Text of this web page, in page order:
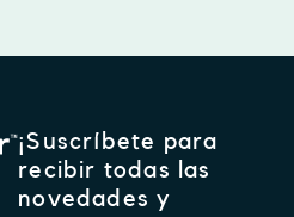
¡Suscríbete para
recibir todas las
novedades y